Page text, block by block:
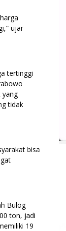
ujar
tertinggi
yang
tidak
bisa
Bulog
ton, jadi
19